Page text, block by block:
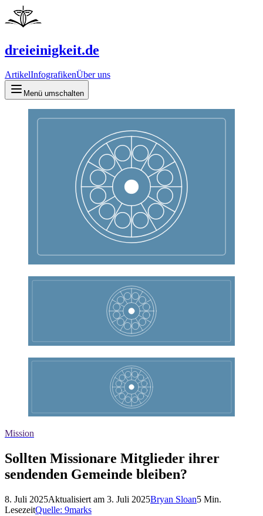
dreieinigkeit.de
ArtikelInfografikenÜber uns
Menü umschalten
Mission
Sollten Missionare Mitglieder ihrer
sendenden Gemeinde bleiben?
8. Juli 2025Aktualisiert am 3. Juli 2025Bryan Sloan5 Min.
LesezeitQuelle: 9marks